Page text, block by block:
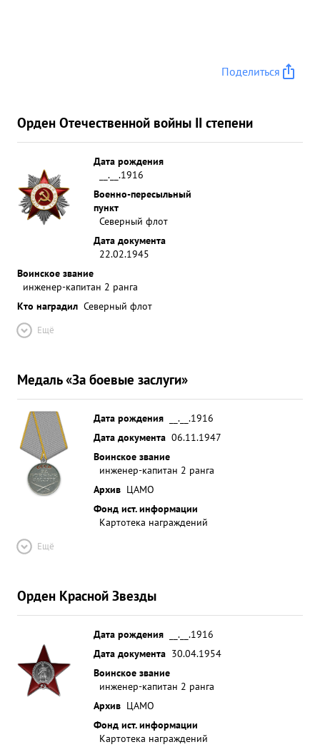
Поделиться
Орден Отечественной войны II степени
Дата рождения
__.__.1916
Военно-пересыльный
пункт
Северный флот
Дата документа
22.02.1945
Воинское звание
инженер-капитан 2 ранга
Кто наградил Северный флот
Ещё
Медаль «За боевые заслуги»
Дата рождения
__.__.1916
Дата документа 06.11.1947
Воинское звание
инженер-капитан 2 ранга
Архив ЦАМО
Фонд ист. информации
Картотека награждений
Ещё
Орден Красной Звезды
Дата рождения
__.__.1916
Дата документа 30.04.1954
Воинское звание
инженер-капитан 2 ранга
Архив ЦАМО
Фонд ист. информации
Картотека награждений